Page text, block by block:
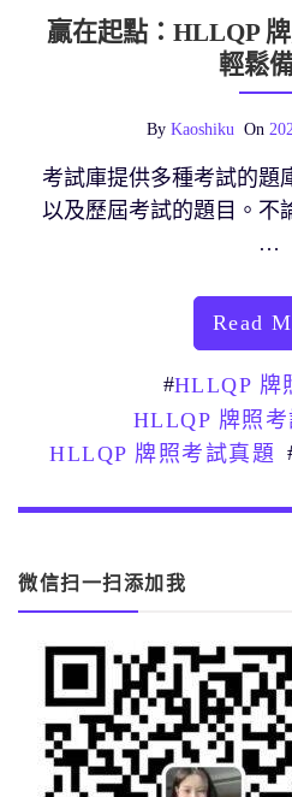
贏在起點：HLLQP
輕鬆
By Kaoshiku On
考試庫提供多種考試的題
以及歷屆考試的題目。不
…
Read
#HLLQP 牌
HLLQP 牌照
HLLQP 牌照考試真題
微信扫一扫添加我